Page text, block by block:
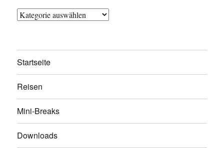
Kategorien
Startseite
Reisen
Mini-Breaks
Downloads